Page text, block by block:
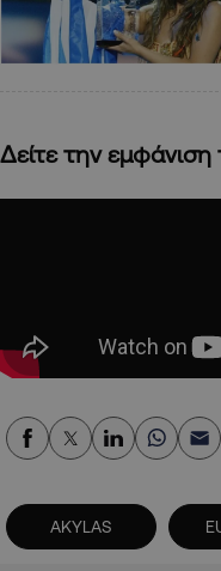
Δείτε την
AKYLAS